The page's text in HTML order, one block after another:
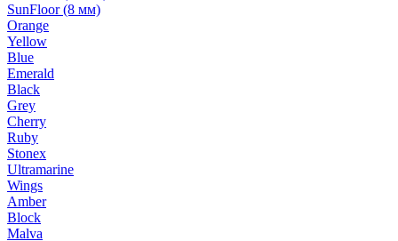
SunFloor (8 мм)
Orange
Yellow
Blue
Emerald
Black
Grey
Cherry
Ruby
Stonex
Ultramarine
Wings
Amber
Block
Malva